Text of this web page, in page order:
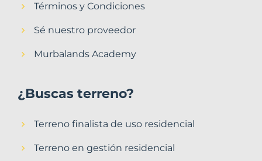
Términos y Condiciones
Sé nuestro proveedor
Murbalands Academy
¿Buscas terreno?
Terreno finalista de uso residencial
Terreno en gestión residencial